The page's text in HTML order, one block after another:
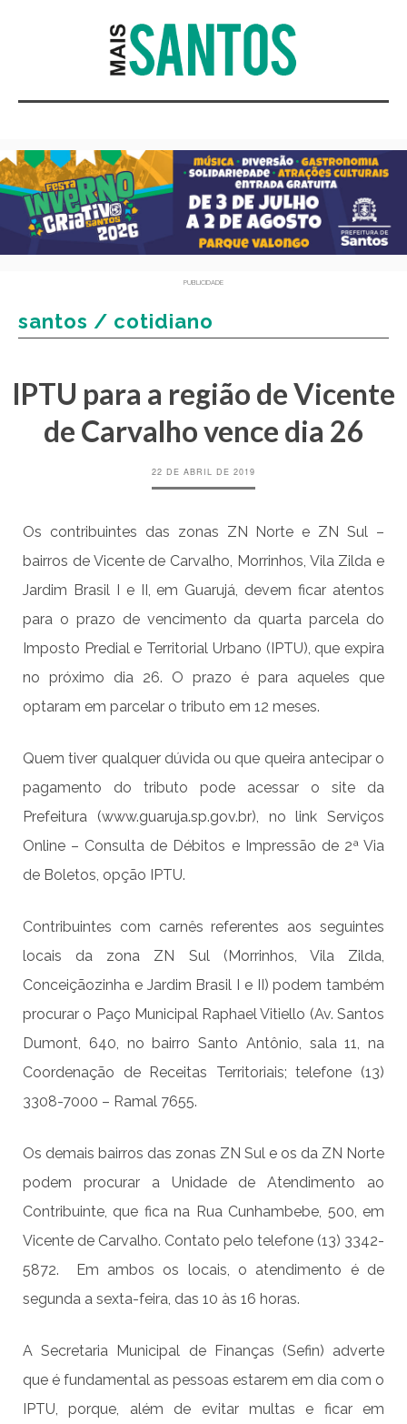
PUBLICIDADE
santos / cotidiano
IPTU para a região de Vicente
de Carvalho vence dia 26
22 DE ABRIL DE 2019
Os contribuintes das zonas ZN Norte e ZN Sul –
bairros de Vicente de Carvalho, Morrinhos, Vila Zilda e
Jardim Brasil I e II, em Guarujá, devem ficar atentos
para o prazo de vencimento da quarta parcela do
Imposto Predial e Territorial Urbano (IPTU), que expira
no próximo dia 26. O prazo é para aqueles que
optaram em parcelar o tributo em 12 meses.
Quem tiver qualquer dúvida ou que queira antecipar o
pagamento do tributo pode acessar o site da
Prefeitura (www.guaruja.sp.gov.br), no link Serviços
Online – Consulta de Débitos e Impressão de 2ª Via
de Boletos, opção IPTU.
Contribuintes com carnês referentes aos seguintes
locais da zona ZN Sul (Morrinhos, Vila Zilda,
Conceiçãozinha e Jardim Brasil I e II) podem também
procurar o Paço Municipal Raphael Vitiello (Av. Santos
Dumont, 640, no bairro Santo Antônio, sala 11, na
Coordenação de Receitas Territoriais; telefone (13)
3308-7000 – Ramal 7655.
Os demais bairros das zonas ZN Sul e os da ZN Norte
podem procurar a Unidade de Atendimento ao
Contribuinte, que fica na Rua Cunhambebe, 500, em
Vicente de Carvalho. Contato pelo telefone (13) 3342-
5872. Em ambos os locais, o atendimento é de
segunda a sexta-feira, das 10 às 16 horas.
A Secretaria Municipal de Finanças (Sefin) adverte
que é fundamental as pessoas estarem em dia com o
IPTU, porque, além de evitar multas e ficar em